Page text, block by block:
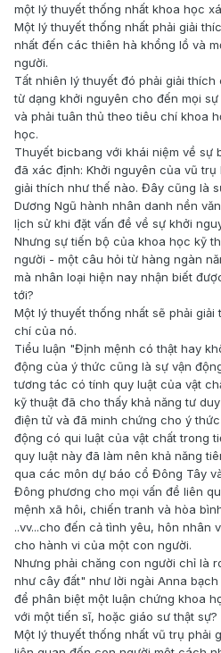
một lý thuyết thống nhất khoa học
Một lý thuyết thống nhất phải giải
nhất đến các thiên hà khổng lồ và
người.
Tất nhiên lý thuyết đó phải giải
từ dạng khởi nguyên cho đến mọi
và phải tuân thủ theo tiêu chí khoa
học.
Thuyết bicbang với khái niệm về sự
đã xác định: Khởi nguyên của vũ
giải thích như thế nào. Đây cũng là
Dương Ngũ hành nhân danh nền
lịch sử khi đặt vấn đề về sự khởi
Nhưng sự tiến bộ của khoa học kỹ
người - một câu hỏi từ hàng ngàn
mà nhân loại hiện nay nhận biết
tới?
Một lý thuyết thống nhất sẽ phải
chí của nó.
Tiểu luận "Định mệnh có thật hay
động của ý thức cũng là sự vận
tương tác có tính quy luật của vật
kỹ thuật đã cho thấy khả năng tư
điện tử và đã minh chứng cho ý
động có qui luật của vật chất trong
quy luật này đã làm nên khả năng
qua các môn dự báo cổ Đông Tây
Đông phương cho mọi vấn đề liên
mệnh xã hôi, chiến tranh và hòa
..vv...cho đến cả tình yêu, hôn
cho hành vi của một con người.
Nhưng phải chăng con người chỉ là
như cây đất" như lời ngài Anna
để phân biệt một luận chứng khoa
với một tiến sĩ, hoặc giáo sư thật sự?
Một lý thuyết thống nhất vũ trụ phải